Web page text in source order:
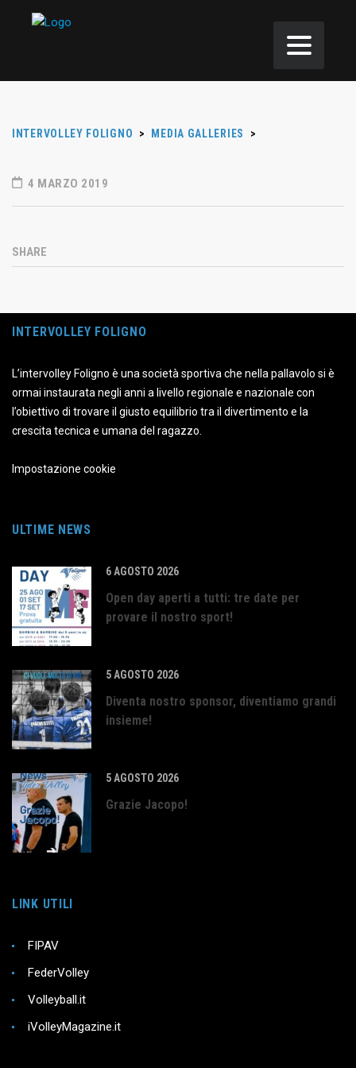
INTERVOLLEY FOLIGNO > MEDIA GALLERIES >
4 MARZO 2019
SHARE
INTERVOLLEY FOLIGNO
L’intervolley Foligno è una società sportiva che nella pallavolo si è
ormai instaurata negli anni a livello regionale e nazionale con
l’obiettivo di trovare il giusto equilibrio tra il divertimento e la
crescita tecnica e umana del ragazzo.
Impostazione cookie
ULTIME NEWS
6 AGOSTO 2026
Open day aperti a tutti: tre date per
provare il nostro sport!
5 AGOSTO 2026
Diventa nostro sponsor, diventiamo grandi
insieme!
5 AGOSTO 2026
Grazie Jacopo!
LINK UTILI
FIPAV
FederVolley
Volleyball.it
iVolleyMagazine.it